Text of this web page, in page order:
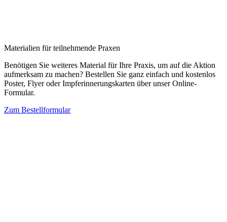
Materialien für teilnehmende Praxen
Benötigen Sie weiteres Material für Ihre Praxis, um auf die Aktion
aufmerksam zu machen? Bestellen Sie ganz einfach und kostenlos
Poster, Flyer oder Impferinnerungskarten über unser Online-
Formular.
Zum Bestellformular